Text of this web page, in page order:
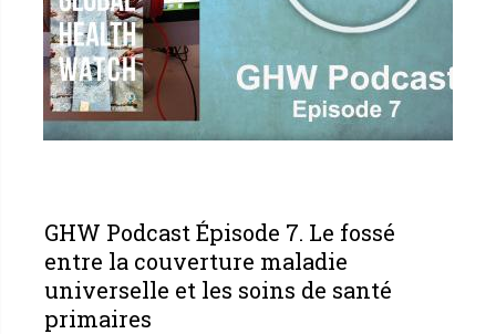
GHW Podcast Épisode 7. Le fossé
entre la couverture maladie
universelle et les soins de santé
primaires